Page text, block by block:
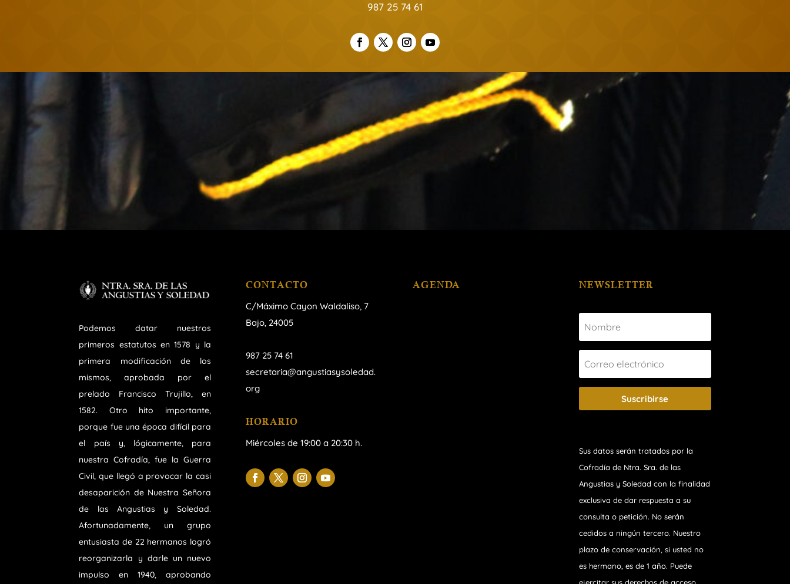
987 25 74 61
Podemos datar nuestros
primeros estatutos en 1578 y la
primera modificación de los
mismos, aprobada por el
prelado Francisco Trujillo, en
1582. Otro hito importante,
porque fue una época difícil para
el país y, lógicamente, para
nuestra Cofradía, fue la Guerra
Civil, que llegó a provocar la casi
desaparición de Nuestra Señora
de las Angustias y Soledad.
Afortunadamente, un grupo
entusiasta de 22 hermanos logró
reorganizarla y darle un nuevo
impulso en 1940, aprobando
CONTACTO
C/Máximo Cayon Waldaliso, 7
Bajo, 24005
987 25 74 61
secretaria@angustiasysoledad.
org
HORARIO
Miércoles de 19:00 a 20:30 h.
AGENDA NEWSLETTER
Suscribirse
Sus datos serán tratados por la
Cofradía de Ntra. Sra. de las
Angustias y Soledad con la finalidad
exclusiva de dar respuesta a su
consulta o petición. No serán
cedidos a ningún tercero. Nuestro
plazo de conservación, si usted no
es hermano, es de 1 año. Puede
ejercitar sus derechos de acceso,